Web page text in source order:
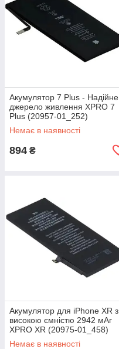
Акумулятор 7 Plus - Надійне
джерело живлення XPRO 7
Plus (20957-01_252)
Немає в наявності
894 ₴
Акумулятор для iPhone XR з
високою ємністю 2942 мАг
XPRO XR (20975-01_458)
Немає в наявності